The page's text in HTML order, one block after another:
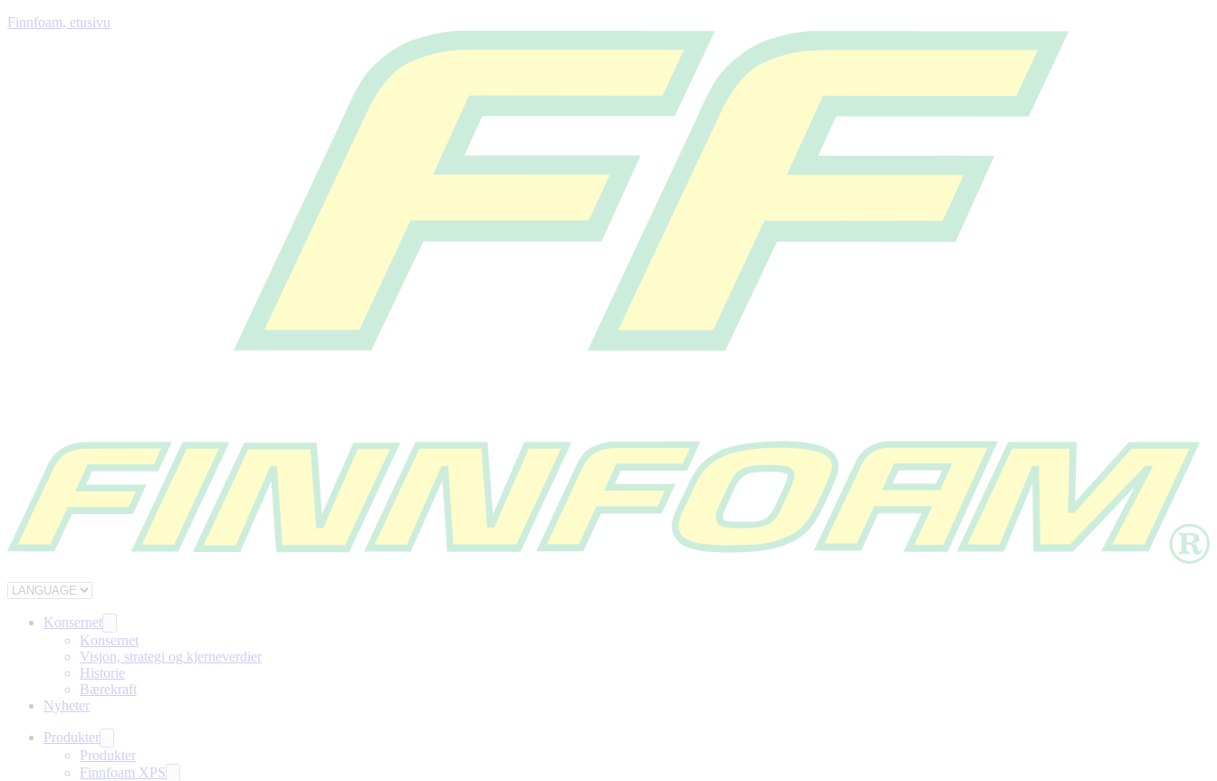
Finnfoam, etusivu
Konsernet
Konsernet
Visjon, strategi og kjerneverdier
Historie
Bærekraft
Nyheter
Produkter
Produkter
Finnfoam XPS